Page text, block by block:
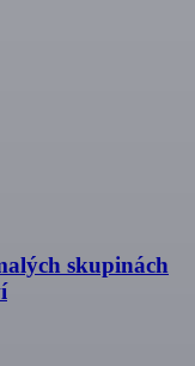
skupinách